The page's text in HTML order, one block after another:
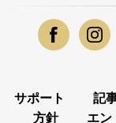
サポート 記
方針
エン